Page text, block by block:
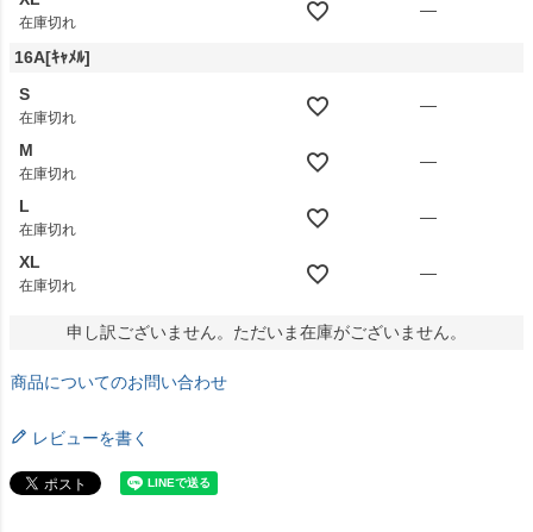
在庫切れ
—
16A[ｷｬﾒﾙ]
S
在庫切れ
—
M
在庫切れ
—
L
在庫切れ
—
XL
在庫切れ
—
申し訳ございません。ただいま在庫がございません。
商品についてのお問い合わせ
レビューを書く